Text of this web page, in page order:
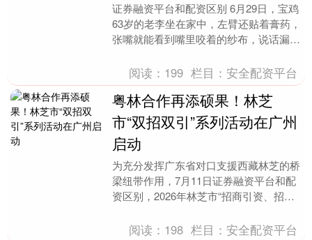
证券融资平台和配资区别 6月29日，宝鸡
63岁的老李坐在家中，左臂还贴着膏药，
张嘴就能看到嘴里咬着的纱布，说话漏
泡。半年多前，....
阅读： 199 栏目：安全配资平台
粤林合作再添硕果！林芝
市“双招双引”系列活动在广州
启动
为充分发挥广东省对口支援西藏林芝的桥
梁纽带作用，7月11日证券融资平台和配
资区别，2026年林芝市“招商引资、招才
卡”发布....
阅读： 198 栏目：安全配资平台